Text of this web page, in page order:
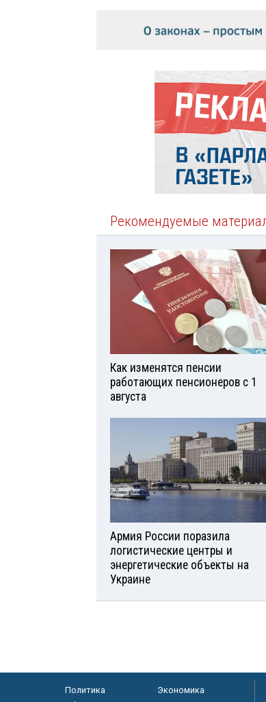
Рекомендуемые
Как изменятся пенсии
работающих пенсионеров с 1
августа
Армия России поразила
логистические центры и
энергетические объекты на
Украине
Политика
Экономика